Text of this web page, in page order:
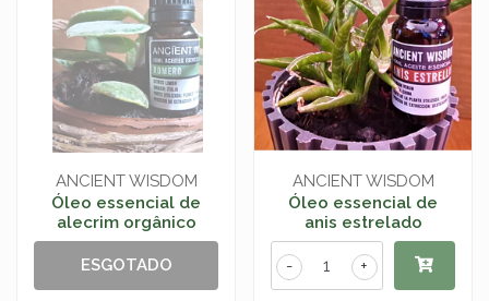
ANCIENT WISDOM
Óleo essencial de
alecrim orgânico
ESGOTADO
ANCIENT WISDOM
Óleo essencial de
anis estrelado
+
-